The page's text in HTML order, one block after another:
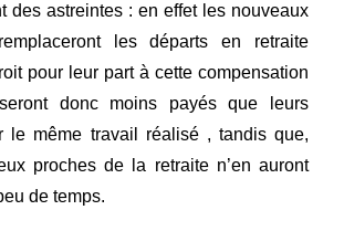
des astreintes : en effet les nouveaux
les départs en retraite
pour leur part à cette compensation
donc moins payés que leurs
le même travail réalisé , tandis que,
proches de la retraite n’en auront
de temps.